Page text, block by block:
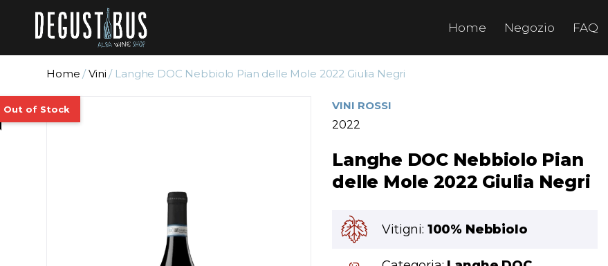
Home Negozio FAQ
Home /Vini / Langhe DOC Nebbiolo Pian delle Mole 2022 Giulia Negri
VINI ROSSI
2022
Langhe DOC Nebbiolo Pian
delle Mole 2022 Giulia Negri
Vitigni: 100% Nebbiolo